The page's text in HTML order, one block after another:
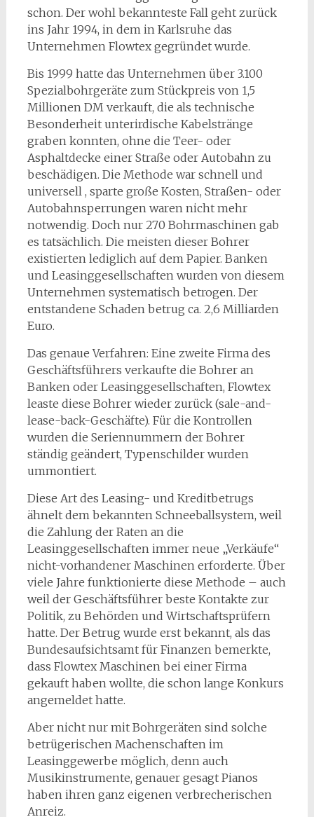
schon. Der wohl bekannteste Fall geht zurück
ins Jahr 1994, in dem in Karlsruhe das
Unternehmen Flowtex gegründet wurde.
Bis 1999 hatte das Unternehmen über 3.100
Spezialbohrgeräte zum Stückpreis von 1,5
Millionen DM verkauft, die als technische
Besonderheit unterirdische Kabelstränge
graben konnten, ohne die Teer- oder
Asphaltdecke einer Straße oder Autobahn zu
beschädigen. Die Methode war schnell und
universell , sparte große Kosten, Straßen- oder
Autobahnsperrungen waren nicht mehr
notwendig. Doch nur 270 Bohrmaschinen gab
es tatsächlich. Die meisten dieser Bohrer
existierten lediglich auf dem Papier. Banken
und Leasinggesellschaften wurden von diesem
Unternehmen systematisch betrogen. Der
entstandene Schaden betrug ca. 2,6 Milliarden
Euro.
Das genaue Verfahren: Eine zweite Firma des
Geschäftsführers verkaufte die Bohrer an
Banken oder Leasinggesellschaften, Flowtex
leaste diese Bohrer wieder zurück (sale-and-
lease-back-Geschäfte). Für die Kontrollen
wurden die Seriennummern der Bohrer
ständig geändert, Typenschilder wurden
ummontiert.
Diese Art des Leasing- und Kreditbetrugs
ähnelt dem bekannten Schneeballsystem, weil
die Zahlung der Raten an die
Leasinggesellschaften immer neue „Verkäufe“
nicht-vorhandener Maschinen erforderte. Über
viele Jahre funktionierte diese Methode – auch
weil der Geschäftsführer beste Kontakte zur
Politik, zu Behörden und Wirtschaftsprüfern
hatte. Der Betrug wurde erst bekannt, als das
Bundesaufsichtsamt für Finanzen bemerkte,
dass Flowtex Maschinen bei einer Firma
gekauft haben wollte, die schon lange Konkurs
angemeldet hatte.
Aber nicht nur mit Bohrgeräten sind solche
betrügerischen Machenschaften im
Leasinggewerbe möglich, denn auch
Musikinstrumente, genauer gesagt Pianos
haben ihren ganz eigenen verbrecherischen
Anreiz.